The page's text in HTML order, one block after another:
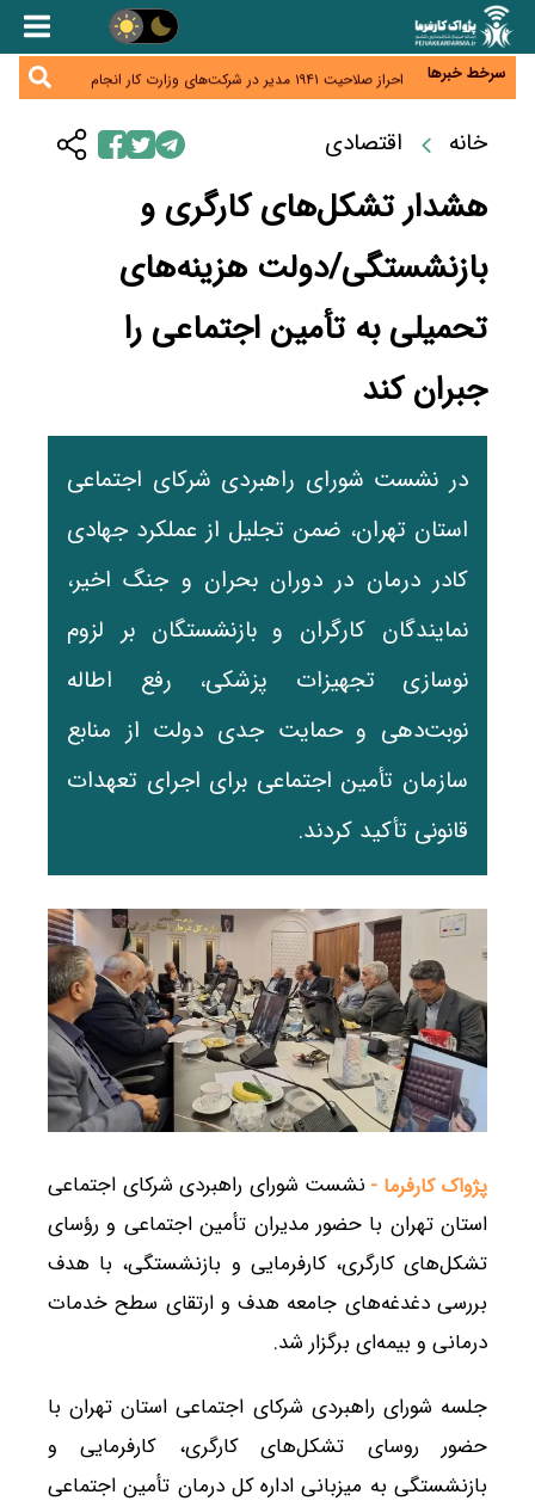
سرخط خبرها
هشدار درباره کاهش عرضه مسکن اجاره‌ای؛ دولت
رسانه تخصصی باید مطالبه‌گری، دقت و استقلال را
سرلوحه کار خود قرار دهداحراز صلاحیت ۱۹۴۱ مدیر در شرکت‌های وزارت کار انجام
نشده است؛ شایسته‌سالاری زیر فشار؟
به چه قیمتی؟
موبایل گران می‌شود؟ هزینه واردات ۱۰ برابر شد، ثبت
سفارش همچنان متوقف است
خانه اقتصادی
هشدار تشکل‌های کارگری و
بازنشستگی/دولت هزینه‌های
تحمیلی به تأمین اجتماعی را
جبران کند
در نشست شورای راهبردی شرکای اجتماعی
استان تهران، ضمن تجلیل از عملکرد جهادی
کادر درمان در دوران بحران و جنگ اخیر،
نمایندگان کارگران و بازنشستگان بر لزوم
نوسازی تجهیزات پزشکی، رفع اطاله
نوبت‌دهی و حمایت جدی دولت از منابع
سازمان تأمین اجتماعی برای اجرای تعهدات
قانونی تأکید کردند.
پژواک کارفرما - نشست شورای راهبردی شرکای اجتماعی
استان تهران با حضور مدیران تأمین اجتماعی و رؤسای
تشکل‌های کارگری، کارفرمایی و بازنشستگی، با هدف
بررسی دغدغه‌های جامعه هدف و ارتقای سطح خدمات
درمانی و بیمه‌ای برگزار شد.
جلسه شورای راهبردی شرکای اجتماعی استان تهران با
حضور روسای تشکل‌های کارگری، کارفرمایی و
بازنشستگی به میزبانی اداره کل درمان تأمین اجتماعی